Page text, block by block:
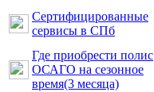
Сертифицированные
сервисы в СПб
Где приобрести полис
ОСАГО на сезонное
время(3 месяца)